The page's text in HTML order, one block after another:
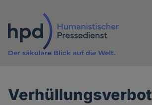
Inhalt
Der säkulare Blick auf die Welt.
Verhüllungsverbot